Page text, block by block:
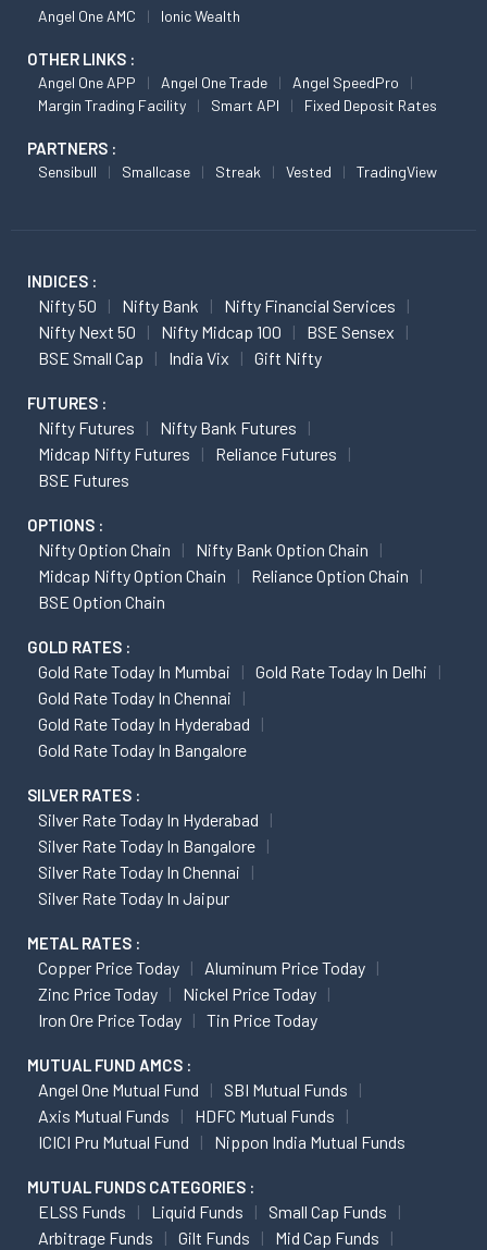
Angel One AMC Ionic Wealth
OTHER LINKS :
Angel One APP Angel One Trade
Angel SpeedPro
Margin Trading Facility
Smart API Fixed Deposit Rates
PARTNERS :
Sensibull Smallcase Streak Vested TradingView
INDICES :
Nifty 50 Nifty Bank
Nifty Financial Services
Nifty Next 50
Nifty Midcap 100
BSE Sensex
BSE Small Cap
India Vix Gift Nifty
FUTURES :
Nifty Futures
Nifty Bank Futures
Midcap Nifty Futures
Reliance Futures
BSE Futures
OPTIONS :
Nifty Option Chain
Nifty Bank Option Chain
Midcap Nifty Option Chain
Reliance Option Chain
BSE Option Chain
GOLD RATES :
Gold Rate Today In Mumbai
Gold Rate Today In Delhi
Gold Rate Today In Chennai
Gold Rate Today In Hyderabad
Gold Rate Today In Bangalore
SILVER RATES :
Silver Rate Today In Hyderabad
Silver Rate Today In Bangalore
Silver Rate Today In Chennai
Silver Rate Today In Jaipur
METAL RATES :
Copper Price Today
Aluminum Price Today
Zinc Price Today
Nickel Price Today
Iron Ore Price Today
Tin Price Today
MUTUAL FUND AMCS :
Angel One Mutual Fund
SBI Mutual Funds
Axis Mutual Funds
HDFC Mutual Funds
ICICI Pru Mutual Fund
Nippon India Mutual Funds
MUTUAL FUNDS CATEGORIES :
ELSS Funds Liquid Funds
Small Cap Funds
Arbitrage Funds
Gilt Funds
Mid Cap Funds